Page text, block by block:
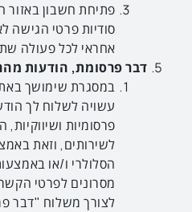
פתיחת חשבון באזור
סודיות פרטי הגישה
אחראי לכל פעולה
דבר פרסומת, הודעות
במסגרת שימושך
עשויה לשלוח לך
פרסומיות
לשירותים, וזאת
הסלולרי ו/או
מסרונים לפרטי